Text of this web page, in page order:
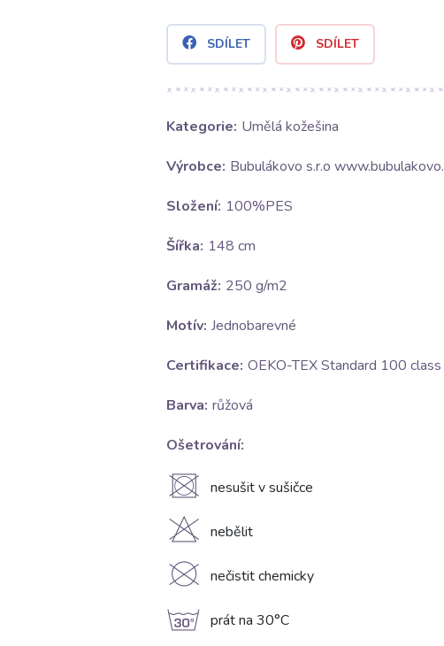
SDÍLET SDÍLET
Kategorie: Umělá kožešina
Výrobce: Bubulákovo s.r.o
Složení: 100%PES
Šířka: 148 cm
Gramáž: 250 g/m2
Motív: Jednobarevné
Certifikace: OEKO-TEX Standard 100 class
Barva: růžová
Ošetrování:
U nesušit v sušičce
H nebělit
K nečistit chemicky
g prát na 30°C